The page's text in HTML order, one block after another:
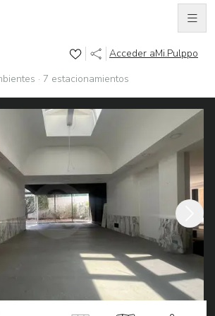
Acceder aMi.Pulppo
· 7 estacionamientos